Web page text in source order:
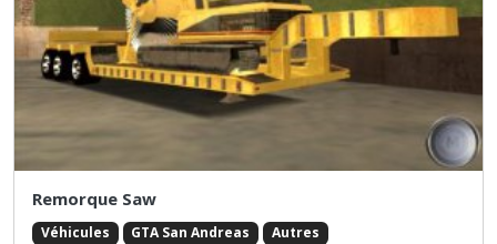
Remorque Saw
Véhicules GTA San Andreas
Autres